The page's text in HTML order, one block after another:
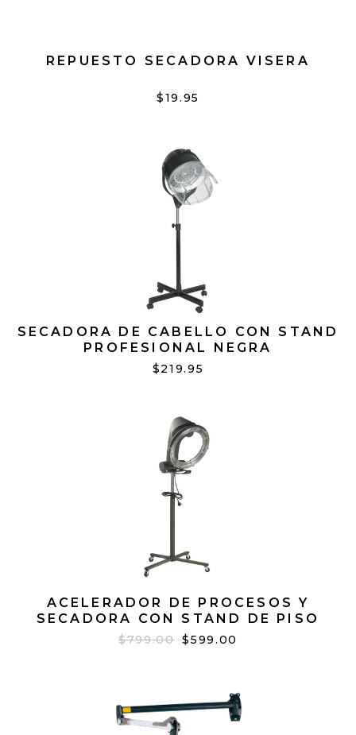
REPUESTO SECADORA VISERA
$19.95
SECADORA DE CABELLO CON STAND
PROFESIONAL NEGRA
$219.95
ACELERADOR DE PROCESOS Y
SECADORA CON STAND DE PISO
NEGRO
$799.00 $599.00